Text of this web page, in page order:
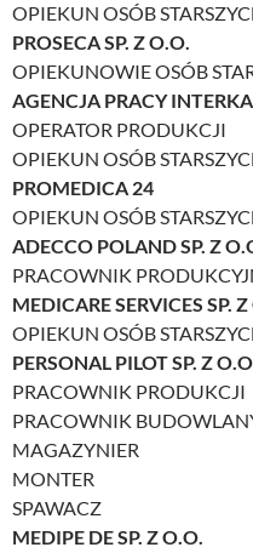
OPIEKUN OSÓB
PROSECA SP. Z O.O.
OPIEKUNOWIE OSÓB
AGENCJA PRACY
OPERATOR PRODUKCJI
OPIEKUN OSÓB
PROMEDICA 24
OPIEKUN OSÓB
ADECCO POLAND SP. Z
PRACOWNIK
MEDICARE SERVICES SP.
OPIEKUN OSÓB
PERSONAL PILOT SP. Z
PRACOWNIK PRODUKCJI
PRACOWNIK
MAGAZYNIER
MONTER
SPAWACZ
MEDIPE DE SP. Z O.O.